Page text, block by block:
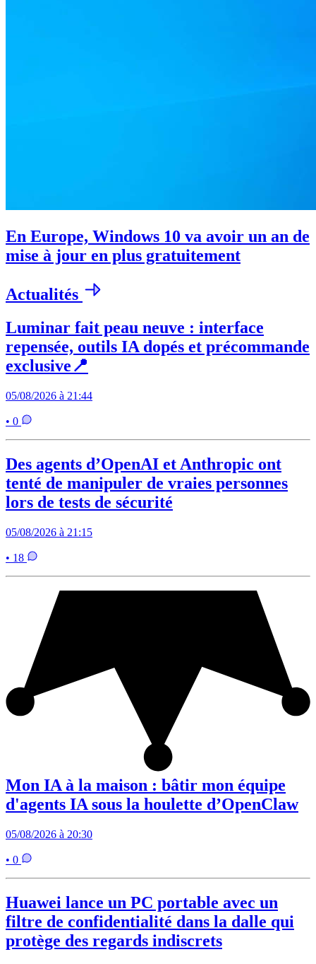
En Europe, Windows 10 va avoir un an de
mise à jour en plus gratuitement
Actualités
Luminar fait peau neuve : interface
repensée, outils IA dopés et précommande
exclusive📍
05/08/2026 à 21:44
• 0
Des agents d’OpenAI et Anthropic ont
tenté de manipuler de vraies personnes
lors de tests de sécurité
05/08/2026 à 21:15
• 18
Mon IA à la maison : bâtir mon équipe
d'agents IA sous la houlette d’OpenClaw
05/08/2026 à 20:30
• 0
Huawei lance un PC portable avec un
filtre de confidentialité dans la dalle qui
protège des regards indiscrets